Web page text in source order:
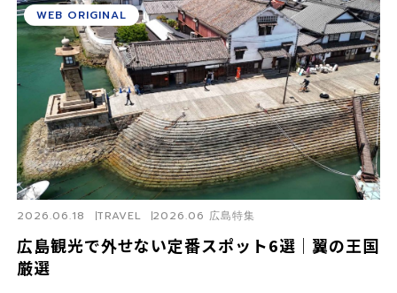
広島観光で外せない定番スポット6選｜翼の王国
厳選
2026.06.18 TRAVEL 2026.06 広島特集
WEB ORIGINAL